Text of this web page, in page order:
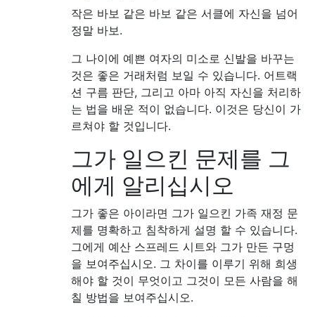
작은 바보 같은 바보 같은 서클에 자신을 넘어
정말 바보.
그 나이에 예쁜 여자의 미소로 신발을 바꾸는
것은 좋은 거래처럼 보일 수 있습니다. 어트랙
션 구름 판단, 그리고 아마 아직 자신을 처리하
는 법을 배운 적이 없습니다. 이것은 당신이 가
르쳐야 할 것입니다.
그가 일으킨 문제를 그
에게 알리십시오
그가 좋은 아이라면 그가 일으킨 가족 재정 문
제를 명확하고 침착하게 설명 할 수 있습니다.
그에게 예산 스프레드 시트와 그가 만든 구멍
을 보여주십시오. 그 차이를 이루기 위해 희생
해야 할 것이 무엇이고 그것이 모든 사람을 해
칠 방법을 보여주십시오.